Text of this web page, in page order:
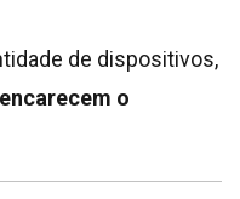
de dispositivos,
o